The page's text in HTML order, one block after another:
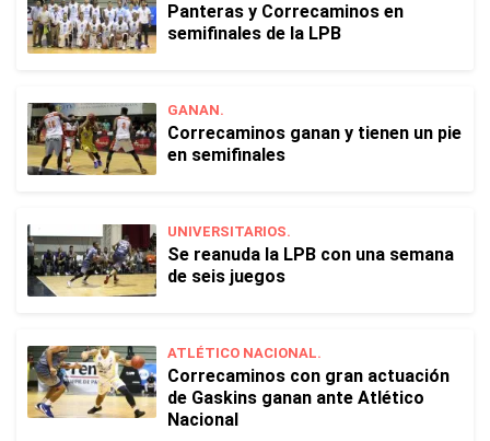
Panteras y Correcaminos en
semifinales de la LPB
GANAN.
Correcaminos ganan y tienen un pie
en semifinales
UNIVERSITARIOS.
Se reanuda la LPB con una semana
de seis juegos
ATLÉTICO NACIONAL.
Correcaminos con gran actuación
de Gaskins ganan ante Atlético
Nacional